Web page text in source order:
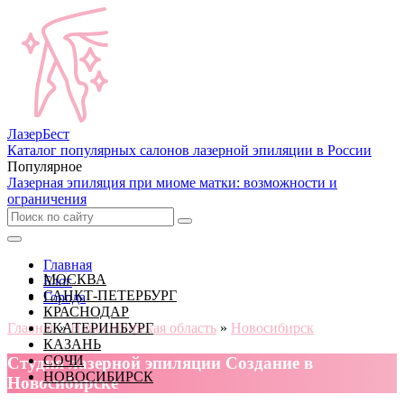
ЛазерБест
Каталог популярных салонов лазерной эпиляции в России
Популярное
Лазерная эпиляция при миоме матки: возможности и
ограничения
МОСКВА
САНКТ-ПЕТЕРБУРГ
КРАСНОДАР
ЕКАТЕРИНБУРГ
КАЗАНЬ
СОЧИ
НОВОСИБИРСК
Главная
Блог
Города
Главная » Новосибирская область » Новосибирск
Cтудия лазерной эпиляции Создание в
Новосибирске